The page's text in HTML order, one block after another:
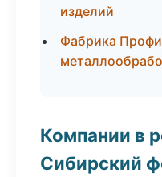
изделий
Фабрика
Компании в
Сибирский